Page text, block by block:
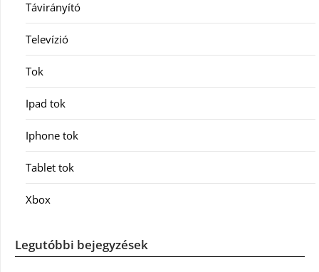
Távirányító
Televízió
Tok
Ipad tok
Iphone tok
Tablet tok
Xbox
Legutóbbi bejegyzések